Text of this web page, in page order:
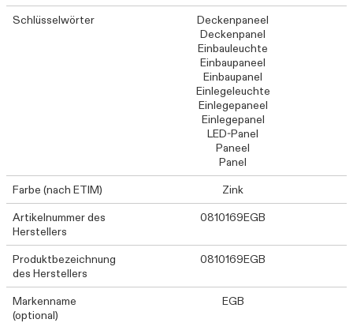
Schlüsselwörter
Deckenpaneel
Deckenpanel
Einbauleuchte
Einbaupaneel
Einbaupanel
Einlegeleuchte
Einlegepaneel
Einlegepanel
LED-Panel
Paneel
Panel
Farbe (nach ETIM)
Zink
Artikelnummer des
Herstellers
0810169EGB
Produktbezeichnung
des Herstellers
0810169EGB
Markenname
(optional)
EGB